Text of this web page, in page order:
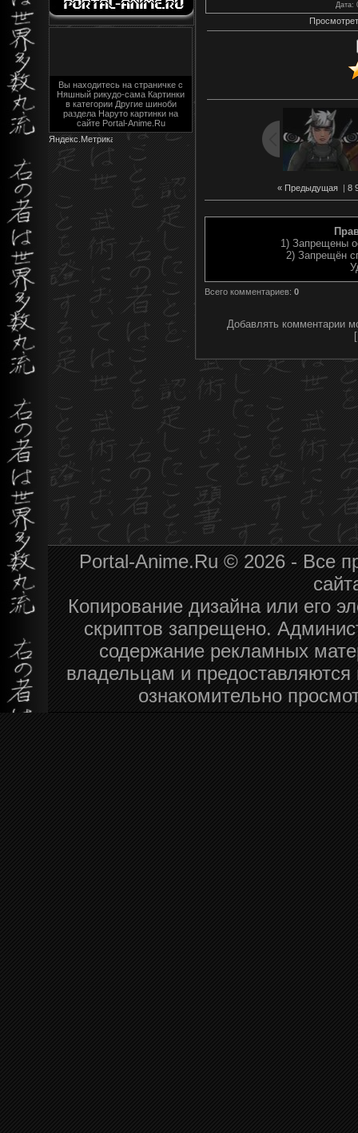
Вы находитесь на страничке с
Няшный рикудо-сама Картинки
в категории Другие шиноби
раздела Наруто картинки на
сайте Portal-Anime.Ru
Дата:
« Предыдущая| 8
1) Запрещены
2) Запрещён
Всего комментариев: 0
Добавлять комментарии
Portal-Anime.Ru © 2026 - Все
Копирование дизайна или его
скриптов запрещено.
содержание рекламных
владельцам и
ознакомительно